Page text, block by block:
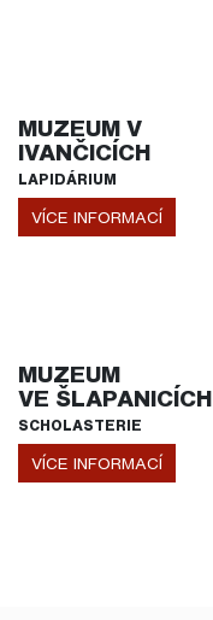
MUZEUM V
IVANČICÍCH
LAPIDÁRIUM
VÍCE INFORMACÍ
MUZEUM
VE ŠLAPANICÍCH
SCHOLASTERIE
VÍCE INFORMACÍ